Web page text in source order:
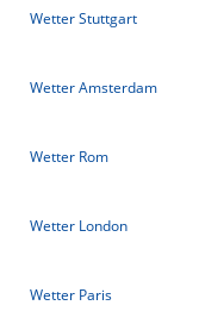
Wetter Stuttgart
Wetter Amsterdam
Wetter Rom
Wetter London
Wetter Paris